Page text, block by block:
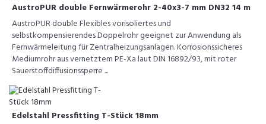
AustroPUR double Fernwärmerohr 2-40x3-7 mm DN32 14 m
AustroPUR double Flexibles vorisoliertes und
selbstkompensierendes Doppelrohr geeignet zur Anwendung als
Fernwärmeleitung für Zentralheizungsanlagen. Korrosionssicheres
Mediumrohr aus vernetztem PE-Xa laut DIN 16892/93, mit roter
Sauerstoffdiffusionssperre ...
Edelstahl Pressfitting T-Stück 18mm